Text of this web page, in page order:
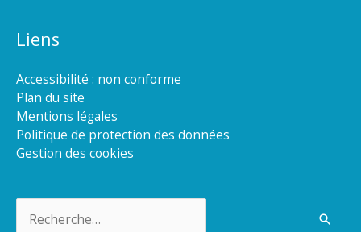
Liens
Accessibilité : non conforme
Plan du site
Mentions légales
Politique de protection des données
Gestion des cookies